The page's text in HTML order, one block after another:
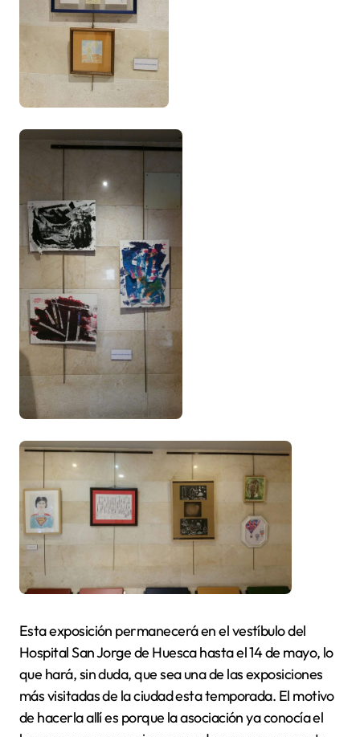
Esta exposición permanecerá en el vestíbulo del
Hospital San Jorge de Huesca hasta el 14 de mayo, lo
que hará, sin duda, que sea una de las exposiciones
más visitadas de la ciudad esta temporada. El motivo
de hacerla allí es porque la asociación ya conocía el